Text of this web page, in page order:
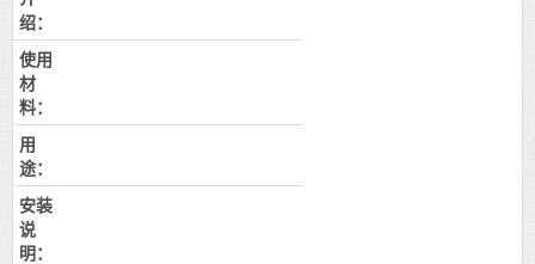
绍：
使用
材
料：
用
途：
安装
说
明：